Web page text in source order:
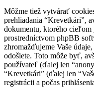
Môžme tiež vytvárať
prehliadania “Krevetkári”,
dokumentu, ktorého
prostredníctvom phpBB
zhromažďujeme Vaše
odošlete. Toto môže byť,
používateľ (ďalej len
“Krevetkári” (ďalej len
registrácii a počas